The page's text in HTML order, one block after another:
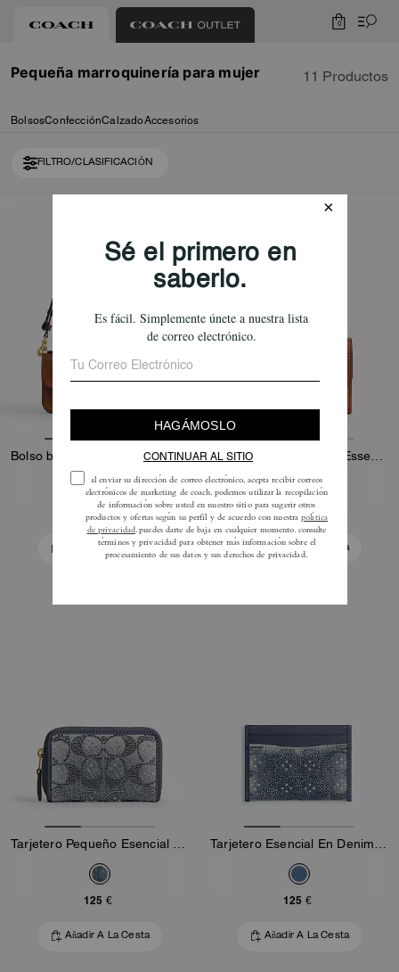
0
Pequeña marroquinería para mujer 11 Productos
BolsosConfecciónCalzadoAccesorios
FILTRO/CLASIFICACIÓN
Bolso bandolera Elora con asa superior en piel Loved
225 €
Añadir A La Cesta
135 €
Añadir A La Cesta
125 €
Añadir A La Cesta
125 €
Añadir A La Cesta